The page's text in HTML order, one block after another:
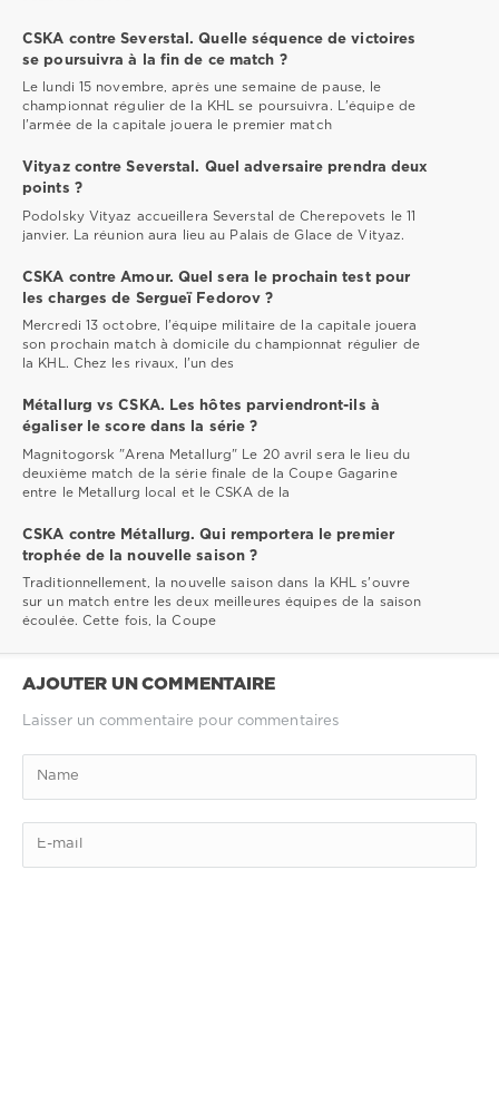
CSKA contre Severstal. Quelle séquence de victoires
se poursuivra à la fin de ce match ?
Le lundi 15 novembre, après une semaine de pause, le
championnat régulier de la KHL se poursuivra. L'équipe de
l'armée de la capitale jouera le premier match
Vityaz contre Severstal. Quel adversaire prendra deux
points ?
Podolsky Vityaz accueillera Severstal de Cherepovets le 11
janvier. La réunion aura lieu au Palais de Glace de Vityaz.
CSKA contre Amour. Quel sera le prochain test pour
les charges de Sergueï Fedorov ?
Mercredi 13 octobre, l'équipe militaire de la capitale jouera
son prochain match à domicile du championnat régulier de
la KHL. Chez les rivaux, l'un des
Métallurg vs CSKA. Les hôtes parviendront-ils à
égaliser le score dans la série ?
Magnitogorsk "Arena Metallurg" Le 20 avril sera le lieu du
deuxième match de la série finale de la Coupe Gagarine
entre le Metallurg local et le CSKA de la
CSKA contre Métallurg. Qui remportera le premier
trophée de la nouvelle saison ?
Traditionnellement, la nouvelle saison dans la KHL s'ouvre
sur un match entre les deux meilleures équipes de la saison
écoulée. Cette fois, la Coupe
AJOUTER UN COMMENTAIRE
Laisser un commentaire pour commentaires